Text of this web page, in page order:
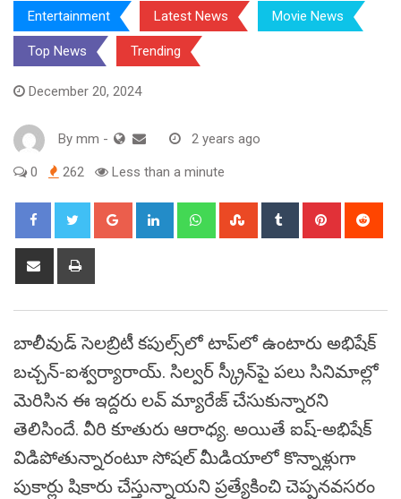
Entertainment Latest News Movie News
Top News Trending
December 20, 2024
By mm - 2 years ago
0 262 Less than a minute
Google+ LinkedIn WhatsappStumbleUpon
Tumblr Pinterest
Share
బాలీవుడ్‌ సెలబ్రిటీ కపుల్స్‌లో టాప్‌లో ఉంటారు అభిషేక్‌
బచ్చన్‌-ఐశ్వర్యారాయ్‌. సిల్వర్ స్క్రీన్‌పై పలు సినిమాల్లో
మెరిసిన ఈ ఇద్దరు లవ్‌ మ్యారేజ్‌ చేసుకున్నారని
తెలిసిందే. వీరి కూతురు ఆరాధ్య. అయితే ఐష్‌-అభిషేక్‌ ‌
విడిపోతున్నారంటూ సోషల్ మీడియాలో కొన్నాళ్లుగా
పుకార్లు షికారు చేస్తున్నాయని ప్రత్యేకించి చెప్పనవసరం